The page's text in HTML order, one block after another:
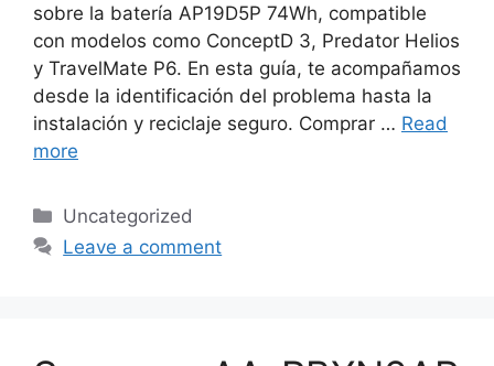
sobre la batería AP19D5P 74Wh, compatible
con modelos como ConceptD 3, Predator Helios
y TravelMate P6. En esta guía, te acompañamos
desde la identificación del problema hasta la
instalación y reciclaje seguro. Comprar … Read
more
Categories
Uncategorized
Leave a comment